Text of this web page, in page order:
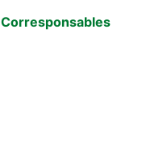
Corresponsables